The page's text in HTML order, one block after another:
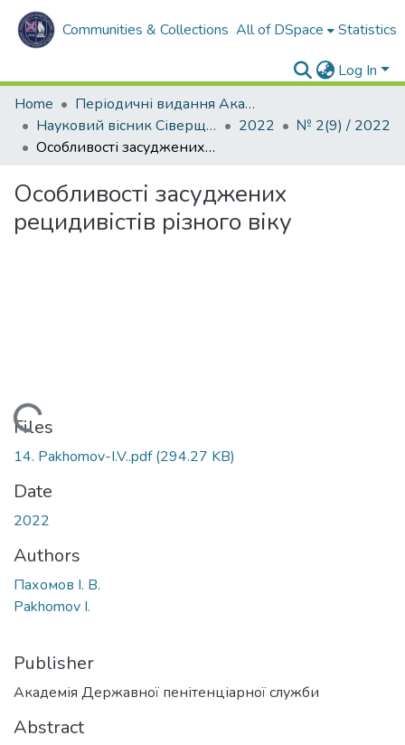
Communities & Collections All of DSpace Statistics
Log In
Home
Періодичні видання Академії
Науковий вісник Сіверщини. Серія: Освіта. Соціальні та поведінкові науки
2022
№ 2(9) / 2022
Особливості засуджених рецидивістів різного віку
Особливості засуджених
рецидивістів різного віку
Loading...
Files
14. Pakhomov-I.V..pdf(294.27 KB)
Date
2022
Authors
Пахомов І. В.
Pakhomov I.
Publisher
Академія Державної пенітенціарної служби
Abstract